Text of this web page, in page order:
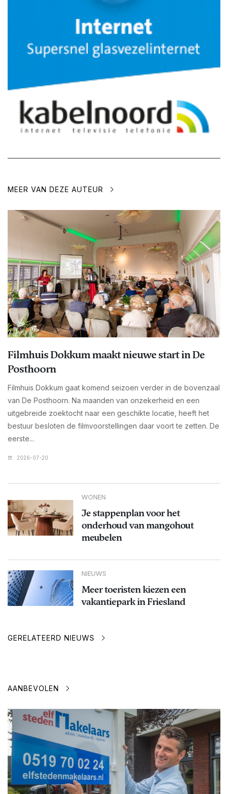
MEER VAN DEZE AUTEUR
Filmhuis Dokkum maakt nieuwe start in De
Posthoorn
Filmhuis Dokkum gaat komend seizoen verder in de bovenzaal
van De Posthoorn. Na maanden van onzekerheid en een
uitgebreide zoektocht naar een geschikte locatie, heeft het
bestuur besloten de filmvoorstellingen daar voort te zetten. De
eerste...
2026-07-20
WONEN
Je stappenplan voor het
onderhoud van mangohout
meubelen
NIEUWS
Meer toeristen kiezen een
vakantiepark in Friesland
GERELATEERD NIEUWS
AANBEVOLEN